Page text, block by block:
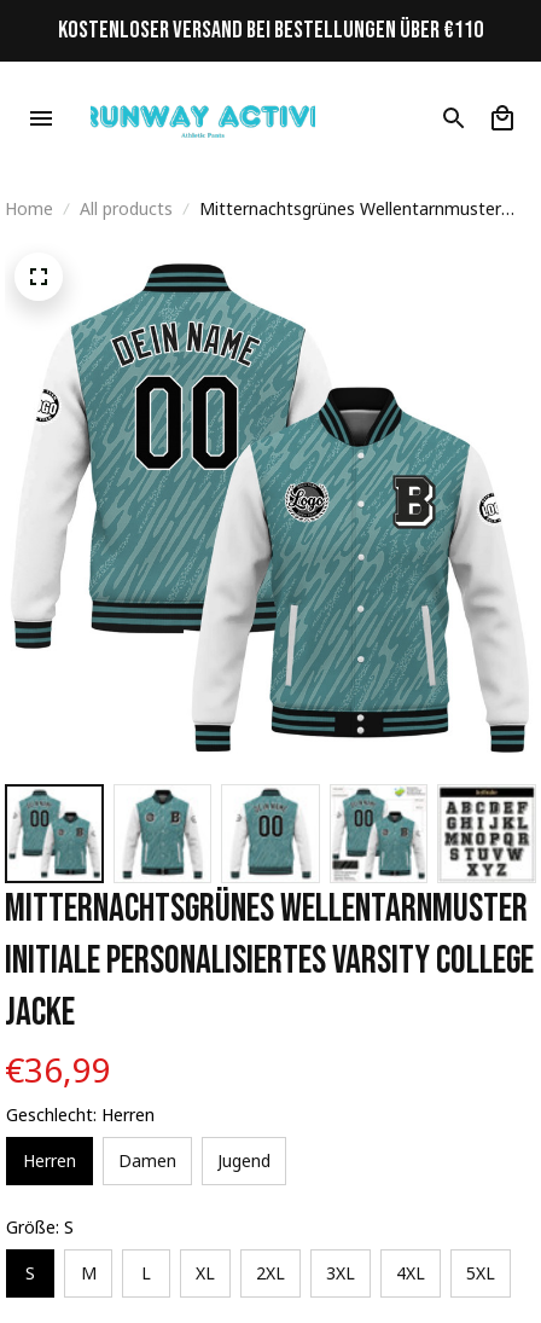
KOSTENLOSER VERSAND BEI BESTELLUNGEN ÜBER €110
Home All products
Mitternachtsgrünes Wellentarnmuster
Jacke
Mitternachtsgrünes Wellentarnmuster
Initiale Personalisiertes Varsity College
Jacke
€36,99
Geschlecht: Herren
Herren Damen Jugend
Größe: S
S M L XL 2XL 3XL 4XL 5XL